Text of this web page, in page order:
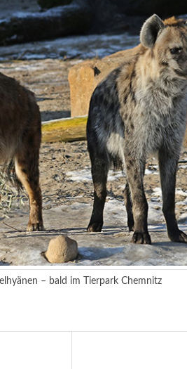
– bald im Tierpark Chemnitz